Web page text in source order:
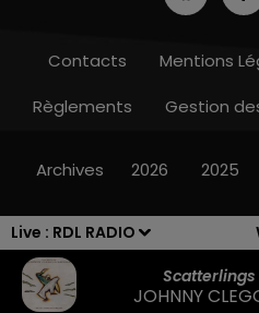
Live : RDL RADIO
JOHNNY
7h00 - 10h00
Contacts Mentions
Règlements
Gestion
Archives 2026 2025